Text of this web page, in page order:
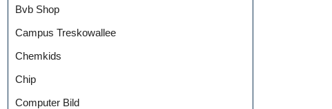
Bvb Shop
Campus Treskowallee
Chemkids
Chip
Computer Bild